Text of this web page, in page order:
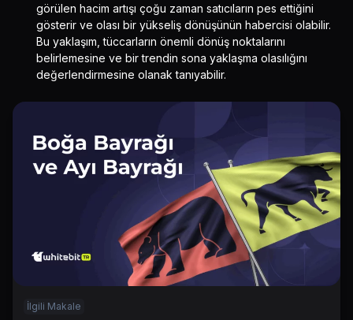
görülen hacim artışı çoğu zaman satıcıların pes ettiğini
gösterir ve olası bir yükseliş dönüşünün habercisi olabilir.
Bu yaklaşım, tüccarların önemli dönüş noktalarını
belirlemesine ve bir trendin sona yaklaşma olasılığını
değerlendirmesine olanak tanıyabilir.
İlgili Makale